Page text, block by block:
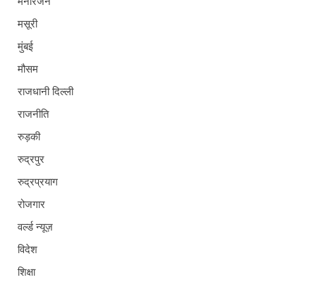
मसूरी
मुंबई
मौसम
राजधानी दिल्ली
राजनीति
रुड़की
रुद्रपुर
रुद्रप्रयाग
रोजगार
वर्ल्ड न्यूज़
विदेश
शिक्षा